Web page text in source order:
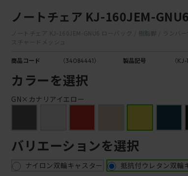
ノートチェア KJ-160JEM-
ノートチェア KJ-160JEM-GNU6 ローバック / 樹脂脚 / ランバ
スチャードメッシュ
商品コード （34084441） 製品記号 （
カラーを選択
GN×カナリアイエロー
バリエーションを選択
ナイロン双輪キャスター 抵抗付ウレタン双輪